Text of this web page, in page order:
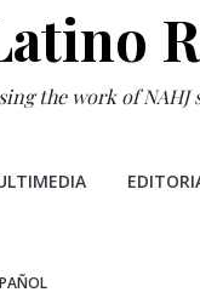
the work of